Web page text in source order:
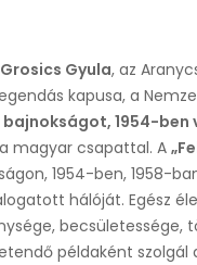
Grosics Gyula, az
kapusa, a
1954-ben
magyar csapattal. A
1954-ben, 1958-
hálóját. Egész
becsületessége,
példaként szolgál